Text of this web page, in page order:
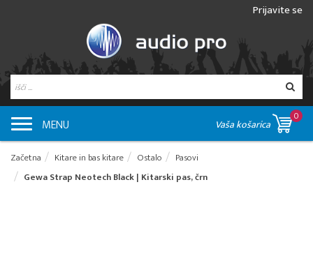
Prijavite se
MENU Vaša košarica
0
Začetna Kitare in bas kitare Ostalo
Pasovi
Gewa Strap Neotech Black | Kitarski pas, črn